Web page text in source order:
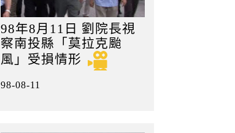
98年8月11日 劉院長視
察南投縣「莫拉克颱
風」受損情形
98-08-11